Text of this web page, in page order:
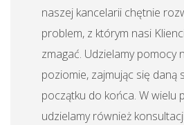
naszej kancelarii chętnie
problem, z którym nasi
zmagać. Udzielamy pomocy
poziomie, zajmując się daną
początku do końca. W wielu
udzielamy również